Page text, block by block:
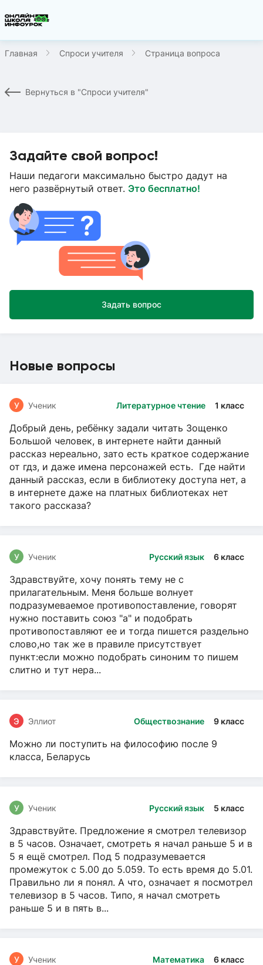
Главная Спроси учителя Страница вопроса
Вернуться в "Спроси учителя"
Задайте свой вопрос!
Наши педагоги максимально быстро дадут на
него развёрнутый ответ. Это бесплатно!
Задать вопрос
Новые вопросы
Литературное чтение 1 класс
У Ученик
Добрый день, ребёнку задали читать Зощенко
Большой человек, в интернете найти данный
рассказ нереально, зато есть краткое содержание
от гдз, и даже имена персонажей есть. Где найти
данный рассказ, если в библиотеку доступа нет, а
в интернете даже на платных библиотеках нет
такого рассказа?
Русский язык 6 класс
У Ученик
Здравствуйте, хочу понять тему не с
прилагательным. Меня больше волнует
подразумеваемое противопоставление, говорят
нужно поставить союз "а" и подобрать
противопоставляют ее и тогда пишется раздельно
слово,но так же в правиле присутствует
пункт:если можно подобрать синоним то пишем
слитно и тут нера...
Обществознание 9 класс
Э Эллиот
Можно ли поступить на философию после 9
класса, Беларусь
Русский язык 5 класс
У Ученик
Здравствуйте. Предложение я смотрел телевизор
в 5 часов. Означает, смотреть я начал раньше 5 и в
5 я ещё смотрел. Под 5 подразумевается
промежуток с 5.00 до 5.059. То есть время до 5.01.
Правильно ли я понял. А что, означает я посмотрел
телевизор в 5 часов. Типо, я начал смотреть
раньше 5 и в пять в...
Математика 6 класс
У Ученик